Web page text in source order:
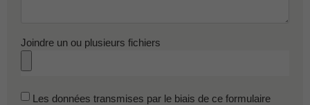
Joindre un ou plusieurs fichiers
Les données transmises par le biais de ce formulaire